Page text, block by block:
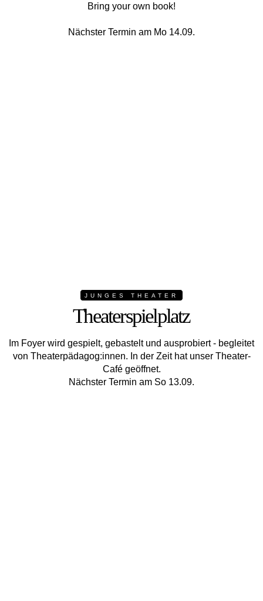
Bring your own book!
Nächster Termin am Mo 14.09.
JUNGES THEATER
Theaterspielplatz
Im Foyer wird gespielt, gebastelt und ausprobiert - begleitet
von Theaterpädagog:innen. In der Zeit hat unser Theater-
Café geöffnet.
Nächster Termin am So 13.09.